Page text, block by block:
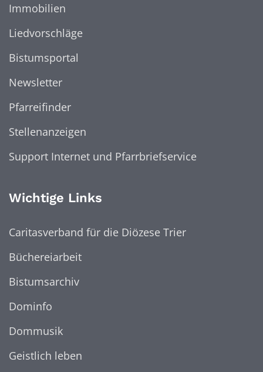
Immobilien
Liedvorschläge
Bistumsportal
Newsletter
Pfarreifinder
Stellenanzeigen
Support Internet und Pfarrbriefservice
Wichtige Links
Caritasverband für die Diözese Trier
Büchereiarbeit
Bistumsarchiv
Dominfo
Dommusik
Geistlich leben